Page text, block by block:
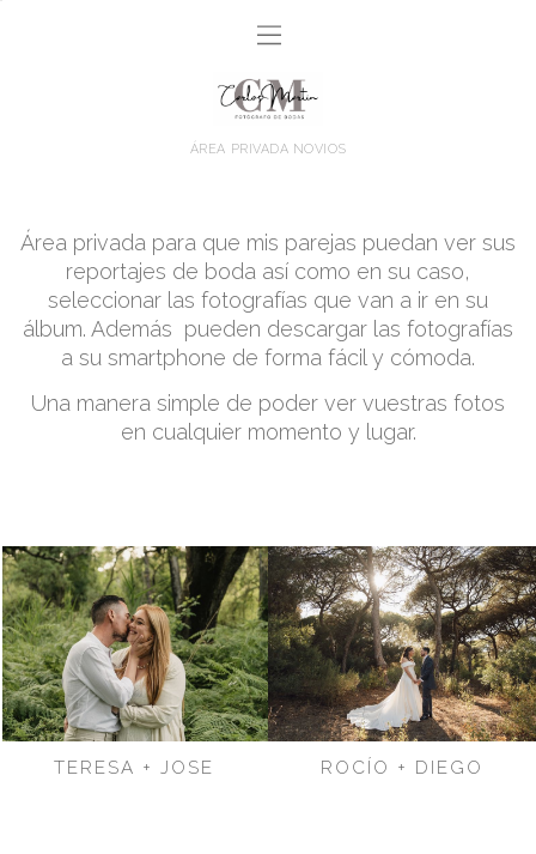
ÁREA PRIVADA NOVIOS
Área privada para que mis parejas puedan ver sus
reportajes de boda así como en su caso,
seleccionar las fotografías que van a ir en su
álbum. Además pueden descargar las fotografías
a su smartphone de forma fácil y cómoda.
Una manera simple de poder ver vuestras fotos
en cualquier momento y lugar.
TERESA + JOSE ROCÍO + DIEGO